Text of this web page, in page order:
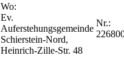
Wo:
Ev.
Auferstehungsgemeinde
Schierstein-Nord,
Heinrich-Zille-Str. 48
Nr.: